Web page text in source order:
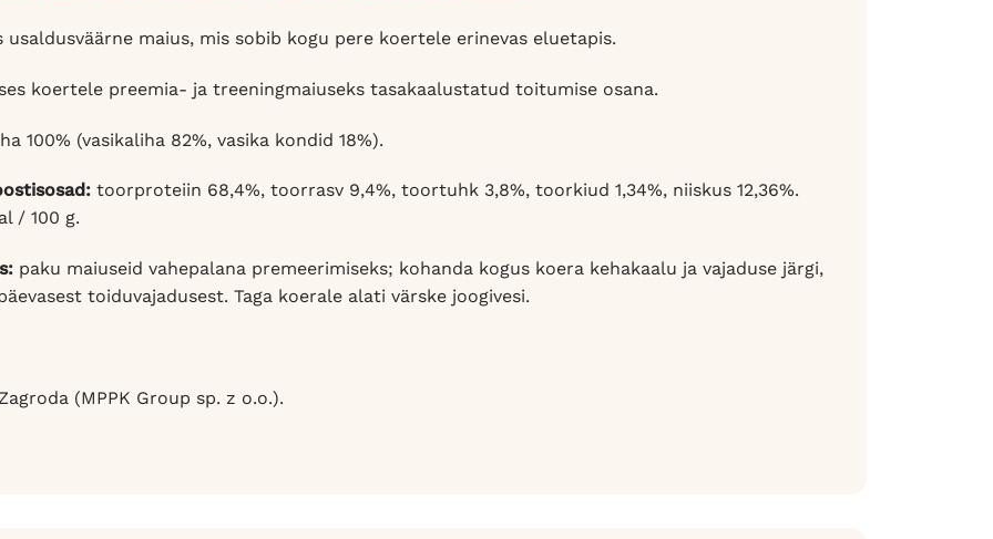
maius, mis sobib kogu pere koertele erinevas eluetapis.
koertele preemia- ja treeningmaiuseks tasakaalustatud toitumise osana.
100% (vasikaliha 82%, vasika kondid 18%).
toorproteiin 68,4%, toorrasv 9,4%, toortuhk 3,8%, toorkiud 1,34%, niiskus 12,36%.
/ 100 g.
paku maiuseid vahepalana premeerimiseks; kohanda kogus koera kehakaalu ja vajaduse järgi,
toiduvajadusest. Taga koerale alati värske joogivesi.
(MPPK Group sp. z o.o.).